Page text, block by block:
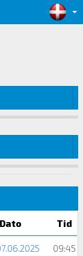
Dato Tid
09:45